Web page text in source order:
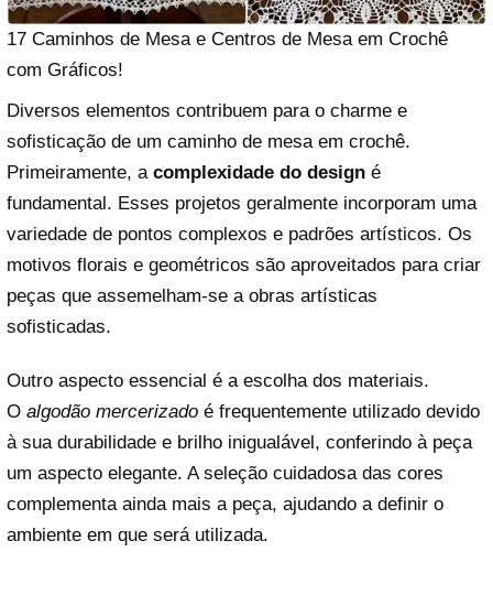
17 Caminhos de Mesa e Centros de Mesa em Crochê
com Gráficos!
Diversos elementos contribuem para o charme e
sofisticação de um caminho de mesa em crochê.
Primeiramente, a complexidade do design é
fundamental. Esses projetos geralmente incorporam uma
variedade de pontos complexos e padrões artísticos. Os
motivos florais e geométricos são aproveitados para criar
peças que assemelham-se a obras artísticas
sofisticadas.
Outro aspecto essencial é a escolha dos materiais.
O algodão mercerizado é frequentemente utilizado devido
à sua durabilidade e brilho inigualável, conferindo à peça
um aspecto elegante. A seleção cuidadosa das cores
complementa ainda mais a peça, ajudando a definir o
ambiente em que será utilizada.